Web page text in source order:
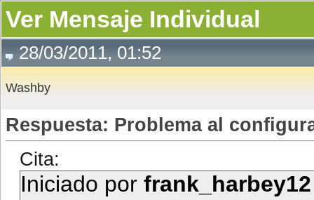
Ver Mensaje Individual
28/03/2011, 01:52
Washby
Respuesta: Problema al
Cita:
Iniciado por frank_harbey12